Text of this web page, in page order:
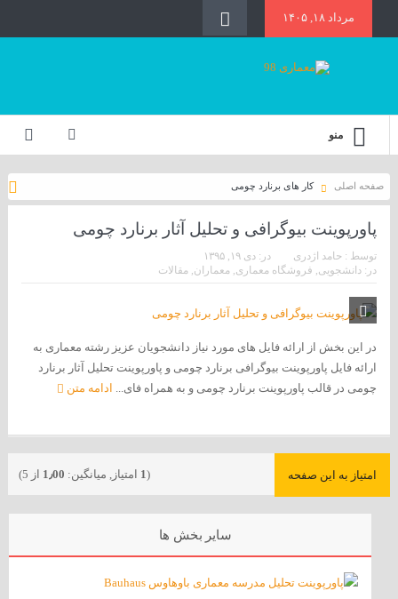
مرداد ۱۸, ۱۴۰۵
منو
صفحه اصلی کار های برنارد چومی
پاورپوینت بیوگرافی و تحلیل آثار برنارد چومی
توسط : حامد اژدری در: دی ۱۹, ۱۳۹۵
در: دانشجویی, فروشگاه معماری, معماران, مقالات
در این بخش از ارائه فایل های مورد نیاز دانشجویان عزیز رشته معماری به
ارائه فایل پاورپوینت بیوگرافی برنارد چومی و پاورپوینت تحلیل آثار برنارد
چومی در قالب پاورپوینت برنارد چومی و به همراه فای... ادامه متن
امتیاز به این صفحه (
1 امتیاز, میانگین: 1٫00 از 5)
سایر بخش ها